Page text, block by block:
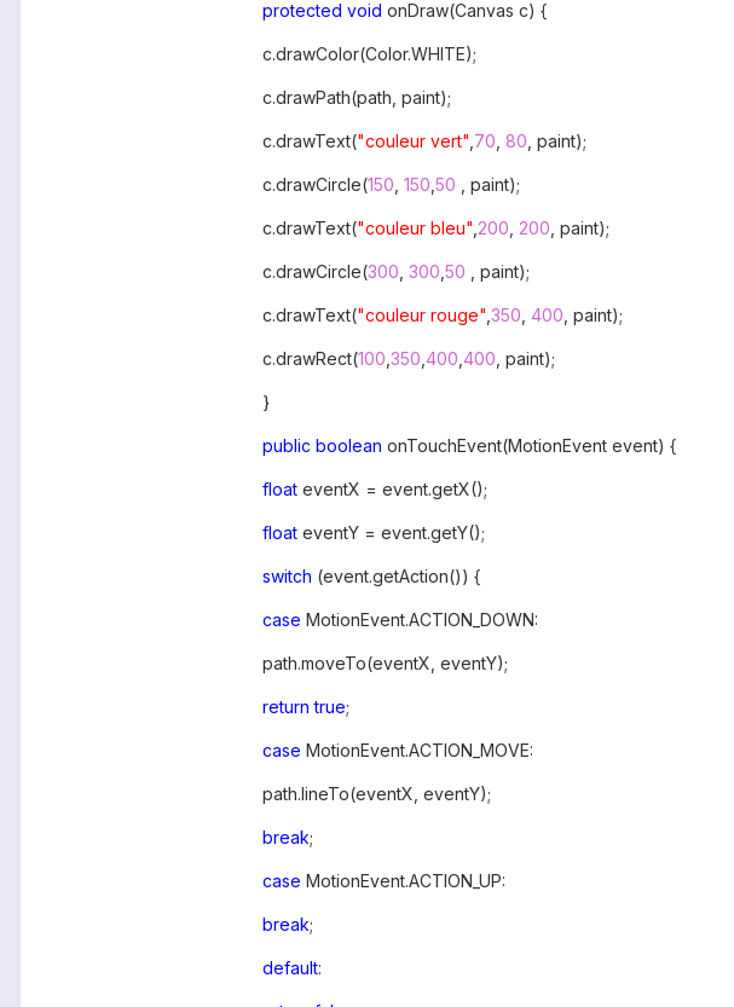
protected void onDraw(Canvas c) {
c.drawColor(Color.WHITE);
c.drawPath(path, paint);
c.drawText("couleur vert" 70 80 , paint);
c.drawCircle(150 150 50 , paint);
c.drawText("couleur bleu" 200 200 , paint);
c.drawCircle(300 300 50 , paint);
c.drawText("couleur rouge" 350 400 , paint);
c.drawRect(100 350 400 400 , paint);
}
public boolean onTouchEvent(MotionEvent event) {
float eventX = event.getX();
float eventY = event.getY();
switch (event.getAction()) {
case MotionEvent.ACTION_DOWN:
path.moveTo(eventX, eventY);
return true;
case MotionEvent.ACTION_MOVE:
path.lineTo(eventX, eventY);
break;
case MotionEvent.ACTION_UP:
break;
default: